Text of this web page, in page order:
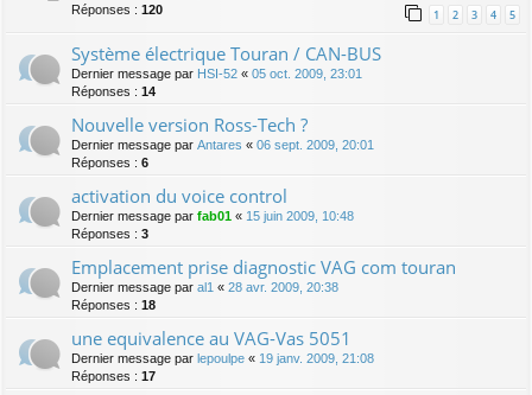
Réponses : 120 1 2 3 4 5
Système électrique Touran / CAN-BUS
Dernier message par HSI-52 « 05 oct. 2009, 23:01
Réponses : 14
Nouvelle version Ross-Tech ?
Dernier message par Antares « 06 sept. 2009, 20:01
Réponses : 6
activation du voice control
Dernier message par fab01 « 15 juin 2009, 10:48
Réponses : 3
Emplacement prise diagnostic VAG com touran
Dernier message par al1 « 28 avr. 2009, 20:38
Réponses : 18
une equivalence au VAG-Vas 5051
Dernier message par lepoulpe « 19 janv. 2009, 21:08
Réponses : 17